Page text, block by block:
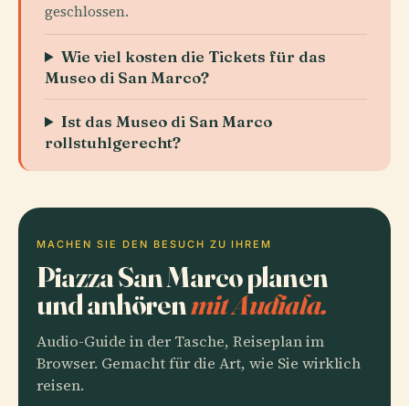
geschlossen.
Wie viel kosten die Tickets für das
Museo di San Marco?
Ist das Museo di San Marco
rollstuhlgerecht?
MACHEN SIE DEN BESUCH ZU IHREM
Piazza San Marco planen
und anhörenmit Audiala.
Audio-Guide in der Tasche, Reiseplan im
Browser. Gemacht für die Art, wie Sie wirklich
reisen.